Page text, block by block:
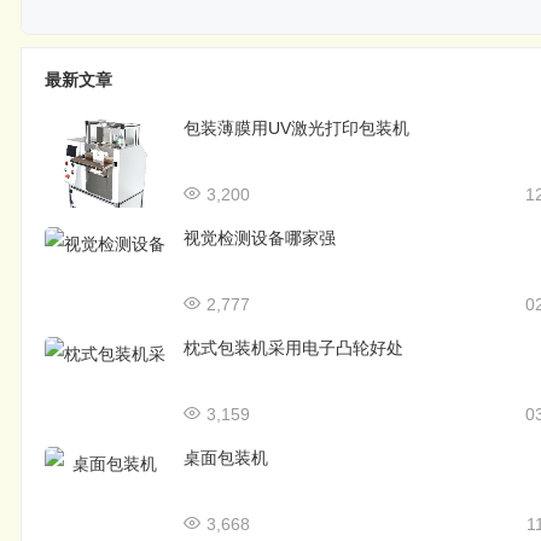
最新文章
包装薄膜用UV激光打印包装机
3,200
视觉检测设备哪家强
2,777
枕式包装机采用电子凸轮好处
3,159
桌面包装机
3,668